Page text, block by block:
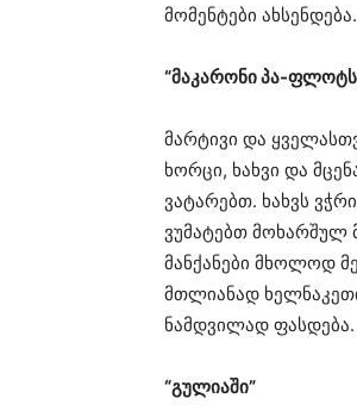
მომენტები
“მაკარონი პა-
მარტივი და
ხორცი, ხახვი და
ვატარებთ. ხახვს
ვუმატებთ მოხარშულ
მანქანები მხოლოდ
მთლიანად
ნამდვილად ფასდება.
“გულიაში”